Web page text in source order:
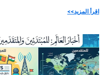
اقرأ المزيد>>